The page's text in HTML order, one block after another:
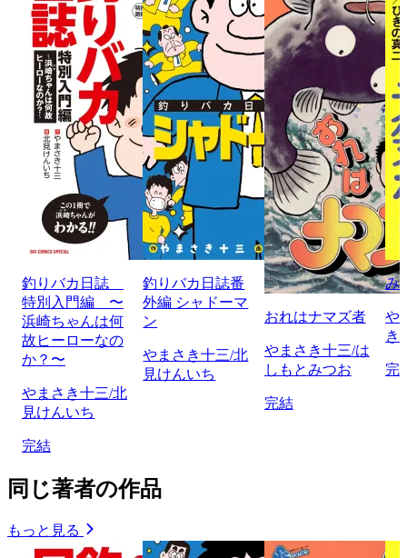
釣りバカ日誌
特別入門編 〜
浜崎ちゃんは何
故ヒーローなの
か？〜
やまさき十三/北
見けんいち
完結
釣りバカ日誌番
外編 シャドーマ
ン
やまさき十三/北
見けんいち
おれはナマズ者
やまさき十三/は
しもとみつお
完結
み
や
き
完
同じ著者の作品
もっと見る